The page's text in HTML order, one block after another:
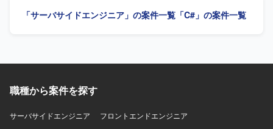
多様なドメインの開発経験を積める環境です。 【開発環
があります。
して前向きにキャッチアップできる方、技術レビューに対
ジションの魅力】 ReactとC#を用いたWebシステム開発に
を積むことができます。技術水準の高いリーダーやフォロ
設計力の向上が期待できます。 【開発環境】 フロントエン
「サーバサイドエンジニア」の案件一覧 「C#」の案件一覧
職種から案件を探す
サーバサイドエンジニア
フロントエンドエンジニア